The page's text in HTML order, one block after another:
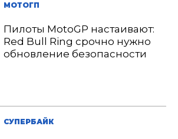
МОТОГП
Пилоты MotoGP настаивают:
Red Bull Ring срочно нужно
обновление безопасности
СУПЕРБАЙК